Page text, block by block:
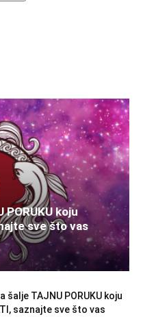
PORUKU koju
sve što vas
šalje TAJNU PORUKU koju
saznajte sve što vas